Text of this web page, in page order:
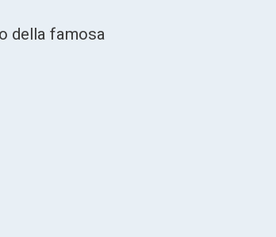
della famosa